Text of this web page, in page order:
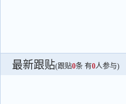
最新跟贴(跟贴0条 有0人参与)